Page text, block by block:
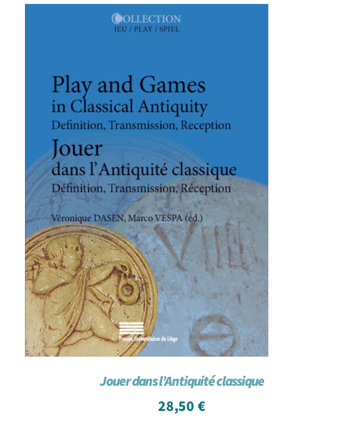
Jouer dans l’Antiquité classique
28,50 €